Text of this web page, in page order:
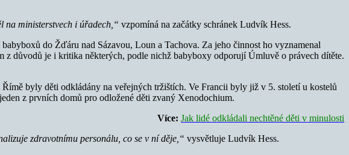
na ministerstvech i úřadech,“ vzpomíná na začátky schránek Ludvík Hess.
do Žďáru nad Sázavou, Loun a Tachova. Za jeho činnost ho vyznamenal
z důvodů je i kritika některých, podle nichž babyboxy odporují Úmluvě o právech dítěte.
byly děti odkládány na veřejných tržištích. Ve Francii byly již v 5. století u kostelů
z prvních domů pro odložené děti zvaný Xenodochium.
Více: Jak lidé odkládali nechtěné děti v minulosti
zdravotnímu personálu, co se v ní děje,“ vysvětluje Ludvík Hess.